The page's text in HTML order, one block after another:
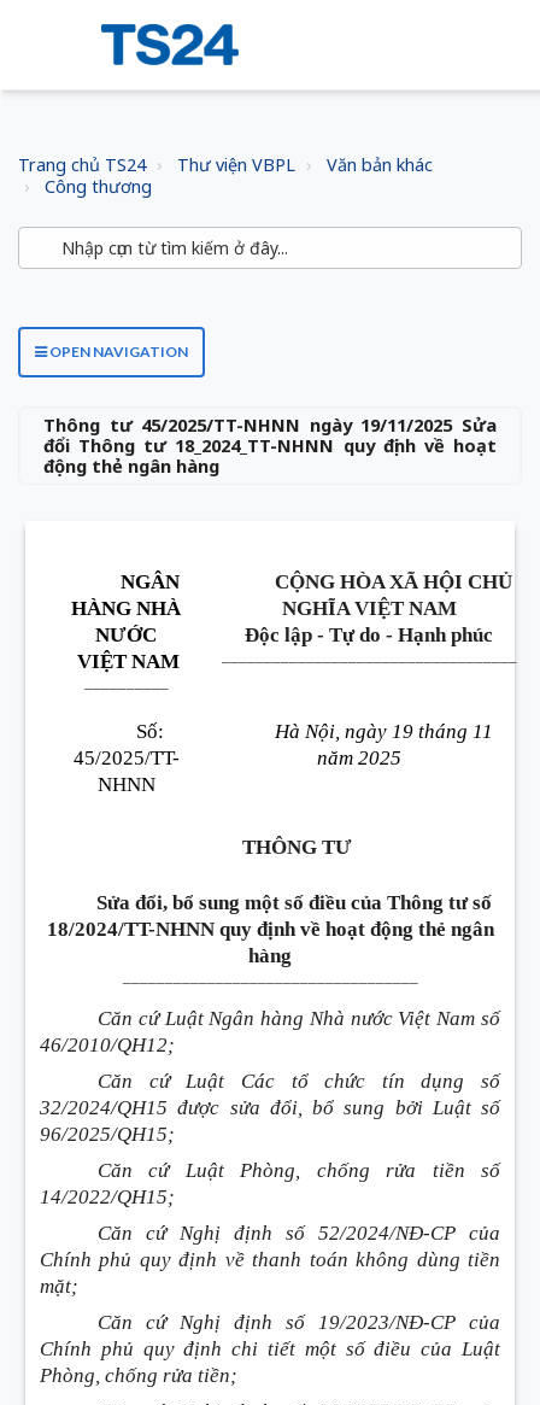
Trang chủ TS24 Thư viện VBPL
Văn bản khác
Công thương
OPEN NAVIGATION
Thông tư 45/2025/TT-NHNN ngày 19/11/2025 Sửa
đổi Thông tư 18_2024_TT-NHNN quy định về hoạt
động thẻ ngân hàng
NGÂN
HÀNG NHÀ
NƯỚC
VIỆT NAM
CỘNG HÒA XÃ HỘI CHỦ
NGHĨA VIỆT NAM
Độc lập - Tự do - Hạnh phúc
Số:
45/2025/TT-
NHNN
Hà Nội, ngày 19 tháng 11
năm 2025
THÔNG TƯ
Sửa đổi, bổ sung một số điều của Thông tư số
18/2024/TT-NHNN quy định về hoạt động thẻ ngân
hàng
Căn cứ Luật Ngân hàng Nhà nước Việt Nam số
46/2010/QH12;
Căn cứ Luật Các tổ chức tín dụng số
32/2024/QH15 được sửa đổi, bổ sung bởi Luật số
96/2025/QH15;
Căn cứ Luật Phòng, chống rửa tiền số
14/2022/QH15;
Căn cứ Nghị định số 52/2024/NĐ-CP của
Chính phủ quy định về thanh toán không dùng tiền
mặt;
Căn cứ Nghị định số 19/2023/NĐ-CP của
Chính phủ quy định chi tiết một số điều của Luật
Phòng, chống rửa tiền;